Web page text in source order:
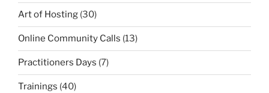
Art of Hosting (30)
Online Community Calls (13)
Practitioners Days (7)
Trainings (40)